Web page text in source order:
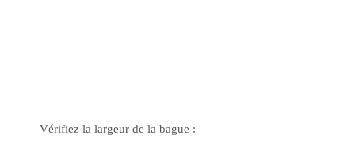
Vérifiez la largeur de la bague :